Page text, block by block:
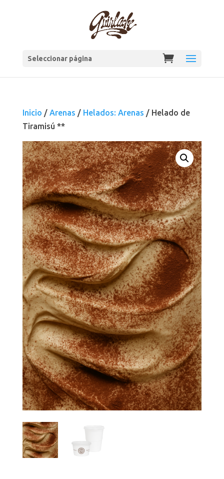
Seleccionar página
Inicio / Arenas / Helados: Arenas / Helado de
Tiramisú **